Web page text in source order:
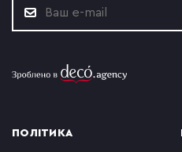
ПОЛІТИКА